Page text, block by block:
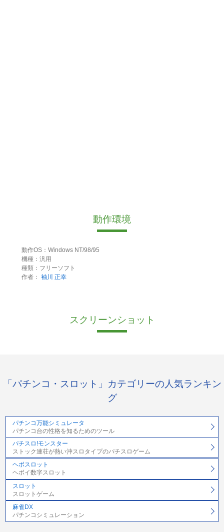
動作環境
動作OS：Windows NT/98/95
機種：汎用
種類：フリーソフト
作者： 袖川 正幸
スクリーンショット
「パチンコ・スロット」カテゴリーの人気ランキン
グ
パチンコ万能シミュレータ
パチンコ台の性格を知るためのツール
パチスロ!モンスター
ストック連荘が熱い沖スロタイプのパチスロゲーム
ヘボスロット
ヘボイ数字スロット
スロット
スロットゲーム
麻雀DX
パチンコシミュレーション